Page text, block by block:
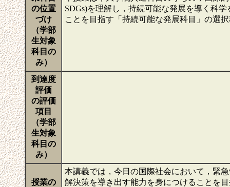
の位置
づけ
（学部
生対象
科目の
み）
SDGs)を理解し，持続可能な発展を導く科
ことを目指す「持続可能な発展科目」の選
到達度
評価
の評価
項目
（学部
生対象
科目の
み）
授業の
本講義では，今日の国際社会において，緊
解決策を導き出す能力を身につけることを